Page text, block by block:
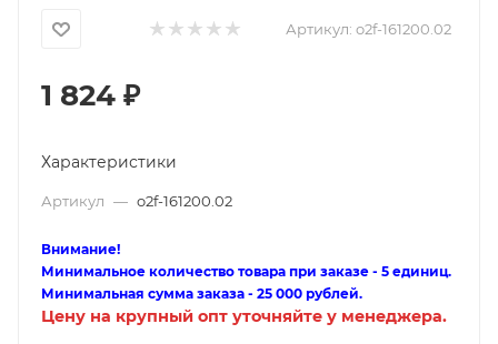
Артикул: o2f-161200.02
1 824 ₽
Характеристики
Артикул — o2f-161200.02
Внимание!
Минимальное количество товара при заказе - 5 единиц.
Минимальная сумма заказа - 25 000 рублей.
Цену на крупный опт уточняйте у менеджера.